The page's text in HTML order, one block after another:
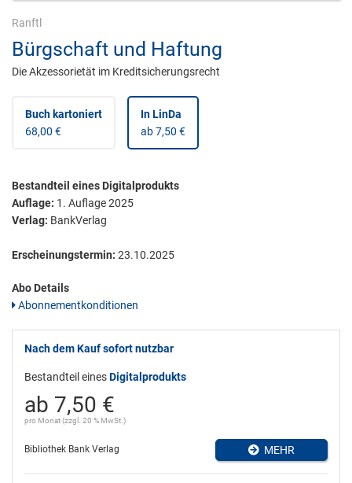
Ranftl
Bürgschaft und Haftung
Die Akzessorietät im Kreditsicherungsrecht
Buch kartoniert
68,00 €
In LinDa
ab 7,50 €
Bestandteil eines Digitalprodukts
Auflage: 1. Auflage 2025
Verlag: BankVerlag
Erscheinungstermin: 23.10.2025
Abo Details
Abonnementkonditionen
Nach dem Kauf sofort nutzbar
Bestandteil einesDigitalprodukts
ab 7,50 €
pro Monat (zzgl. 20 % MwSt.)
Bibliothek Bank Verlag MEHR